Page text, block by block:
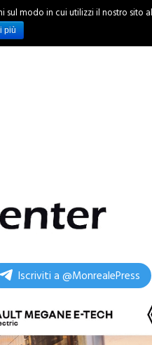
INCHIESTE
Iscriviti a @MonrealePress
modo in cui utilizzi il nostro sito
più